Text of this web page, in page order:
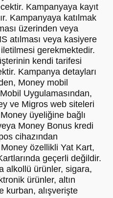
Kampanyaya kayıt
Kampanyaya katılmak
üzerinden veya
atılması veya kasiyere
gerekmektedir.
kendi tarifesi
Kampanya detayları
Money mobil
Uygulamasından,
ve Migros web siteleri
üyeliğine bağlı
Money Bonus kredi
cihazından
özellikli Yat Kart,
geçerli değildir.
alkollü ürünler, sigara,
ürünler, altın
kurban, alışverişte